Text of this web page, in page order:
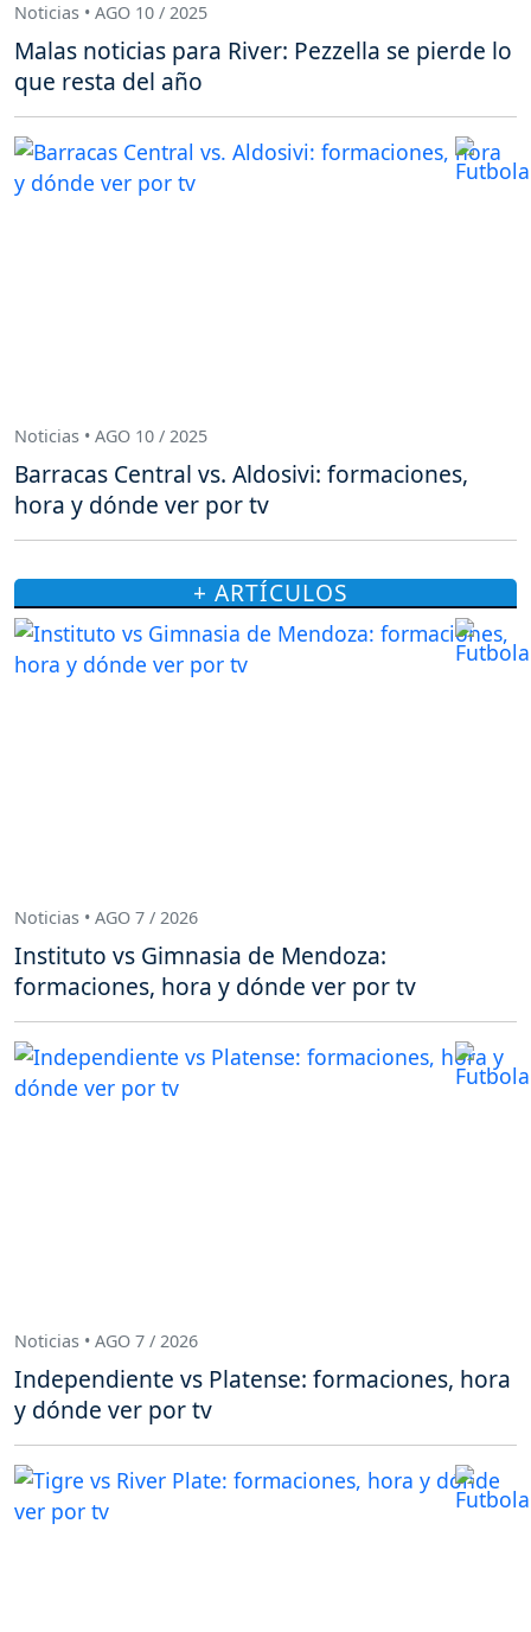
Noticias • AGO 10 / 2025
Malas noticias para River: Pezzella se pierde lo
que resta del año
Noticias • AGO 10 / 2025
Barracas Central vs. Aldosivi: formaciones,
hora y dónde ver por tv
+ ARTÍCULOS
Noticias • AGO 7 / 2026
Instituto vs Gimnasia de Mendoza:
formaciones, hora y dónde ver por tv
Noticias • AGO 7 / 2026
Independiente vs Platense: formaciones, hora
y dónde ver por tv